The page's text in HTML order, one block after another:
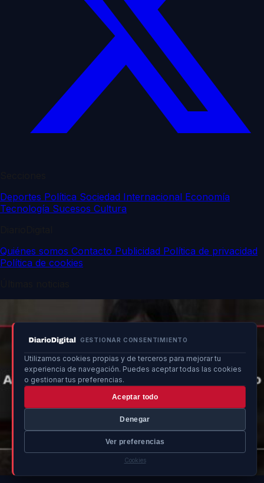
GESTIONAR CONSENTIMIENTO
Utilizamos cookies propias y de terceros para mejorar tu
experiencia de navegación. Puedes aceptar todas las cookies
o gestionar tus preferencias.
Aceptar todo
Denegar
Ver preferencias
Cookies
Deportes Política Sociedad Internacional Economía
Tecnología Sucesos Cultura
Quiénes somos Contacto Publicidad Política de privacidad
Política de cookies